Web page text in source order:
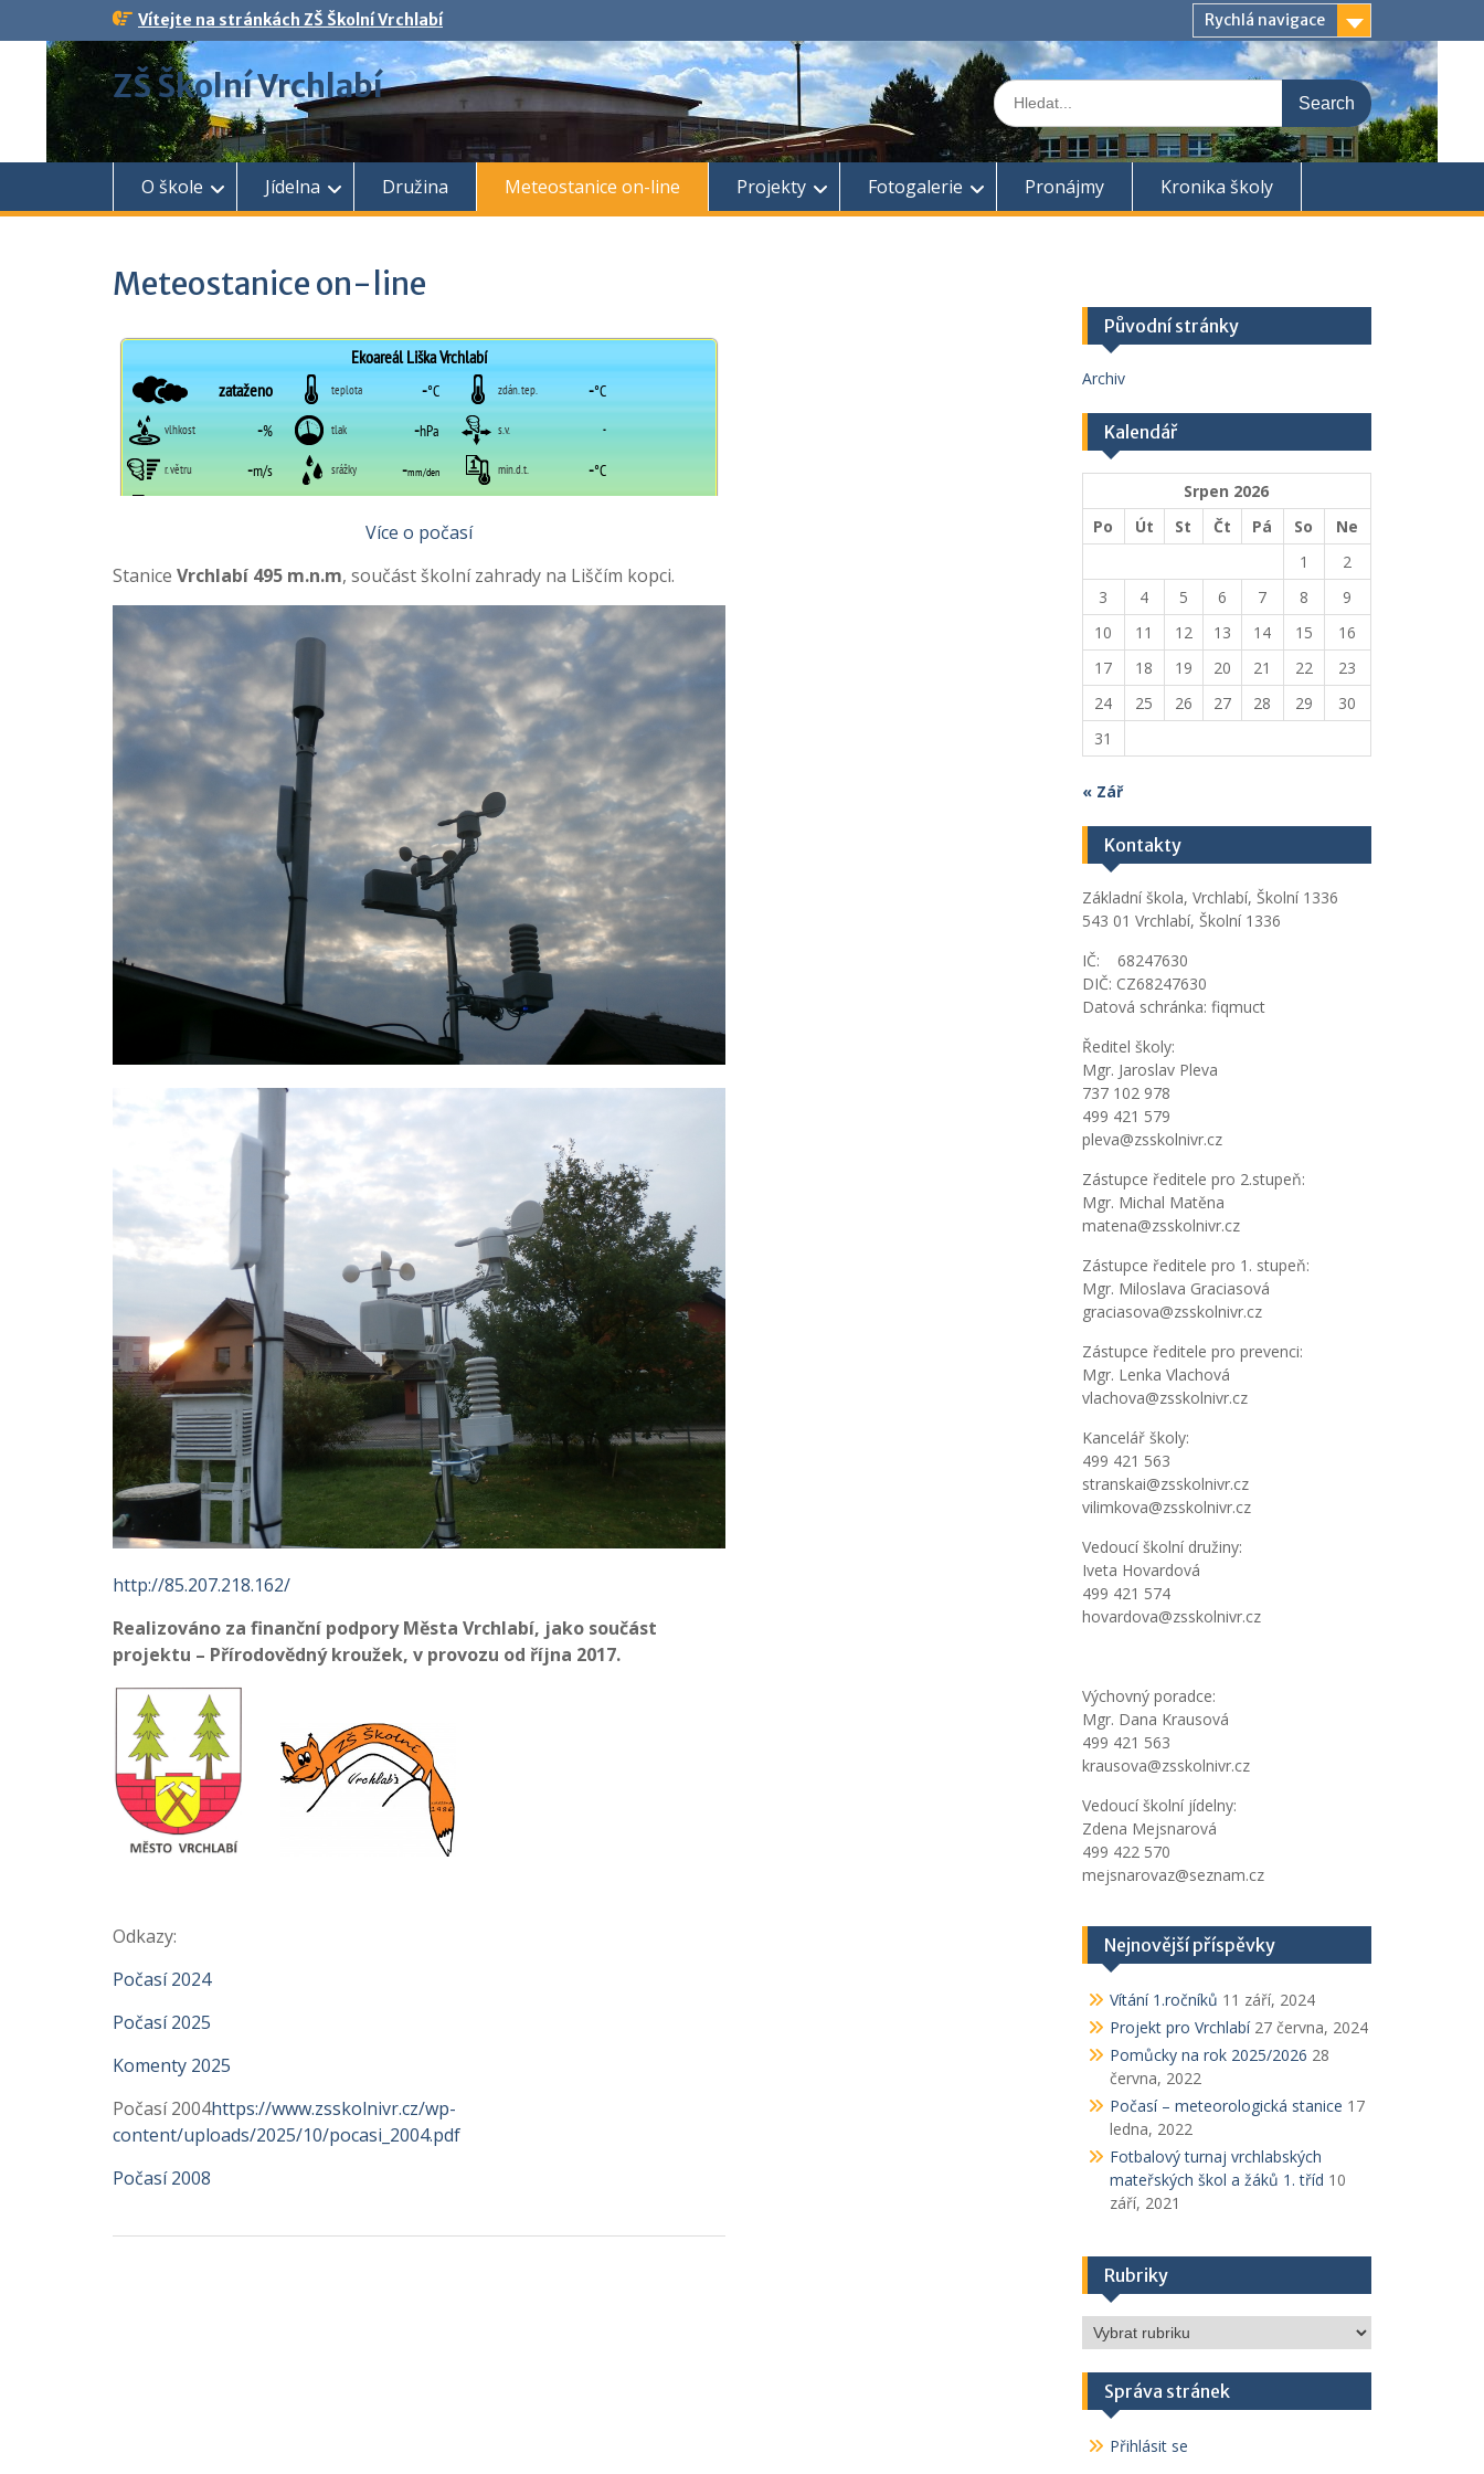
content
Vítejte na stránkách ZŠ Školní Vrchlabí Rychlá navigace
ZŠ Školní Vrchlabí
Search
for:
O škole Jídelna Družina Meteostanice on-line Projekty Fotogalerie Pronájmy Kronika školy
Meteostanice on-line
Více o počasí
Stanice Vrchlabí 495 m.n.m, součást školní zahrady na Liščím kopci.
http://85.207.218.162/
Realizováno za finanční podpory Města Vrchlabí, jako součást
projektu – Přírodovědný kroužek, v provozu od října 2017.
Odkazy:
Počasí 2024
Počasí 2025
Komenty 2025
Počasí 2004https://www.zsskolnivr.cz/wp-
content/uploads/2025/10/pocasi_2004.pdf
Počasí 2008
Původní stránky
Archiv
Kalendář
Srpen 2026
Po
Út St Čt Pá So
Ne
1
2
3
4 5 6 7 8
9
10
11 12 13 14 15
16
17
18 19 20 21 22
23
24
25 26 27 28 29
30
31
« Zář
Kontakty
Základní škola, Vrchlabí, Školní 1336
543 01 Vrchlabí, Školní 1336
IČ: 68247630
DIČ: CZ68247630
Datová schránka: fiqmuct
Ředitel školy:
Mgr. Jaroslav Pleva
737 102 978
499 421 579
pleva@zsskolnivr.cz
Zástupce ředitele pro 2.stupeň:
Mgr. Michal Matěna
matena@zsskolnivr.cz
Zástupce ředitele pro 1. stupeň:
Mgr. Miloslava Graciasová
graciasova@zsskolnivr.cz
Zástupce ředitele pro prevenci:
Mgr. Lenka Vlachová
vlachova@zsskolnivr.cz
Kancelář školy:
499 421 563
stranskai@zsskolnivr.cz
vilimkova@zsskolnivr.cz
Vedoucí školní družiny:
Iveta Hovardová
499 421 574
hovardova@zsskolnivr.cz
Výchovný poradce:
Mgr. Dana Krausová
499 421 563
krausova@zsskolnivr.cz
Vedoucí školní jídelny:
Zdena Mejsnarová
499 422 570
mejsnarovaz@seznam.cz
Nejnovější příspěvky
Vítání 1.ročníků 11 září, 2024
Projekt pro Vrchlabí 27 června, 2024
Pomůcky na rok 2025/2026 28
června, 2022
Počasí – meteorologická stanice 17
ledna, 2022
Fotbalový turnaj vrchlabských
mateřských škol a žáků 1. tříd 10
září, 2021
Rubriky
Rubriky
Správa stránek
Přihlásit se